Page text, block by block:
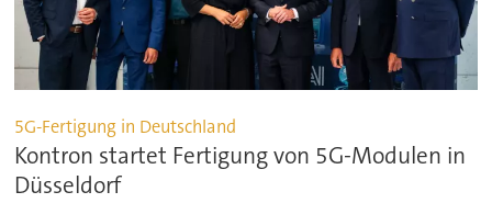
5G-Fertigung in Deutschland
Kontron startet Fertigung von 5G-Modulen in
Düsseldorf